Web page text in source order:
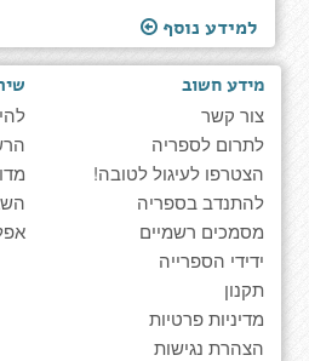
למידע נוסף
מידע חשוב
צור קשר
לתרום לספריה
הצטרפו לעיגול לטובה!
להתנדב בספריה
מסמכים רשמיים
ידידי הספרייה
תקנון
מדיניות פרטיות
הצהרת נגישות